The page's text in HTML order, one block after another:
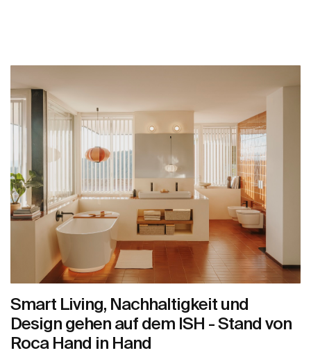
Smart Living, Nachhaltigkeit und
Design gehen auf dem ISH - Stand von
Roca Hand in Hand